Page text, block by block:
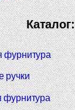
Каталог:
фурнитура
ручки
фурнитура